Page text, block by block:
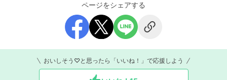
ページをシェアする
おいしそう♡と思ったら「いいね！」で応援しよう